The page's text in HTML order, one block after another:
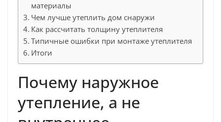
материалы
Чем лучше утеплить дом снаружи
Как рассчитать толщину утеплителя
Типичные ошибки при монтаже утеплителя
Итоги
Почему наружное
утепление, а не